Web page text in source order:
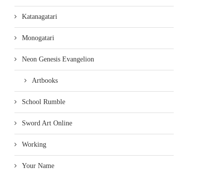
Katanagatari
Monogatari
Neon Genesis Evangelion
Artbooks
School Rumble
Sword Art Online
Working
Your Name